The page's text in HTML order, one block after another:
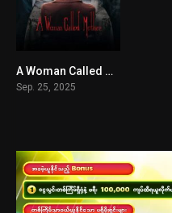
7.1
A Woman Called Mother
Sep. 25, 2025